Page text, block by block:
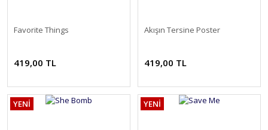
Favorite Things
419,00 TL
Akışın Tersine Poster
419,00 TL
YENİ YENİ